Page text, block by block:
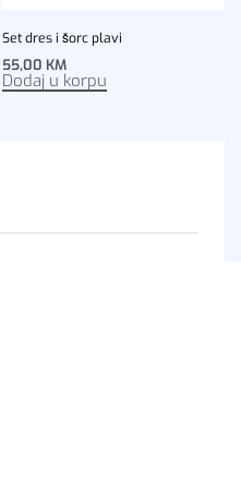
Set dres i šorc plavi
55,00 KM
Dodaj u korpu